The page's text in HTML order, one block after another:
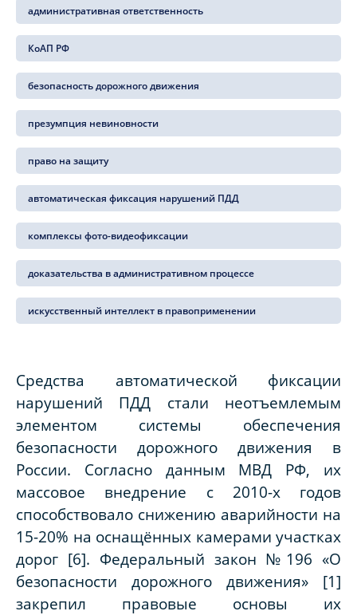
административная ответственность
КоАП РФ
безопасность дорожного движения
презумпция невиновности
право на защиту
автоматическая фиксация нарушений ПДД
комплексы фото-видеофиксации
доказательства в административном процессе
искусственный интеллект в правоприменении
Средства автоматической фиксации
нарушений ПДД стали неотъемлемым
элементом системы обеспечения
безопасности дорожного движения в
России. Согласно данным МВД РФ, их
массовое внедрение с 2010-х годов
способствовало снижению аварийности на
15-20% на оснащённых камерами участках
дорог [6]. Федеральный закон №196 «О
безопасности дорожного движения» [1]
закрепил правовые основы их